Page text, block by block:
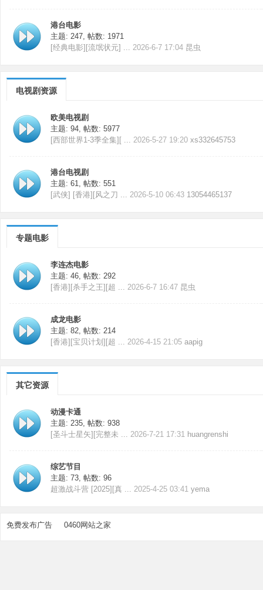
港台电影
主题: 247, 帖数: 1971
[经典电影][流氓状元] ... 2026-6-7 17:04 昆虫
电视剧资源
欧美电视剧
主题: 94, 帖数: 5977
[西部世界1-3季全集][ ... 2026-5-27 19:20 xs332645753
港台电视剧
主题: 61, 帖数: 551
[武侠] [香港][风之刀 ... 2026-5-10 06:43 13054465137
专题电影
李连杰电影
主题: 46, 帖数: 292
[香港][杀手之王][超 ... 2026-6-7 16:47 昆虫
成龙电影
主题: 82, 帖数: 214
[香港][宝贝计划][超 ... 2026-4-15 21:05 aapig
其它资源
动漫卡通
主题: 235, 帖数: 938
[圣斗士星矢][完整未 ... 2026-7-21 17:31 huangrenshi
综艺节目
主题: 73, 帖数: 96
超激战斗营 [2025][真 ... 2025-4-25 03:41 yema
免费发布广告 0460网站之家